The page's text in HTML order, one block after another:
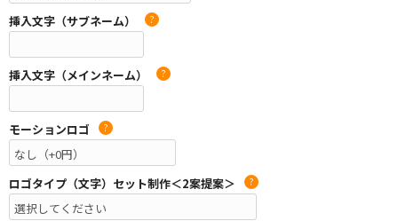
挿入文字（サブネーム） ?
挿入文字（メインネーム） ?
モーションロゴ ?
ロゴタイプ（文字）セット制作＜2案提案＞ ?